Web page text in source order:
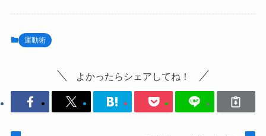
運動術
よかったらシェアしてね！